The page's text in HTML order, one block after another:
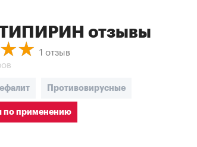
отзывы
1 отзыв
Противовирусные
по применению